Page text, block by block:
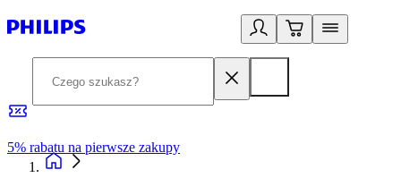
5% rabatu na pierwsze zakupy